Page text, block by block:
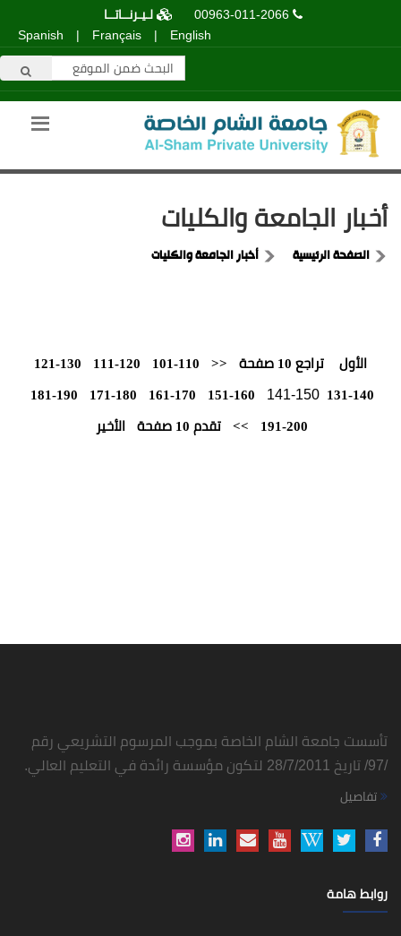
00963-011-2066
لـيـرنــاتــا
English
|
Français
|
Spanish
أخبار الجامعة والكليات
الصفحة الرئيسية أخبار الجامعة والكليات
الأول تراجع 10 صفحة <<
101-110
111-120
121-130
131-140
141-150
151-160
161-170
171-180
181-190
191-200
>> تقدم 10 صفحة الأخير
تأسست جامعة الشام الخاصة بموجب المرسوم التشريعي رقم
/97/ تاريخ 28/7/2011 لتكون مؤسسة رائدة في التعليم العالي.
تفاصيل
روابط هامة